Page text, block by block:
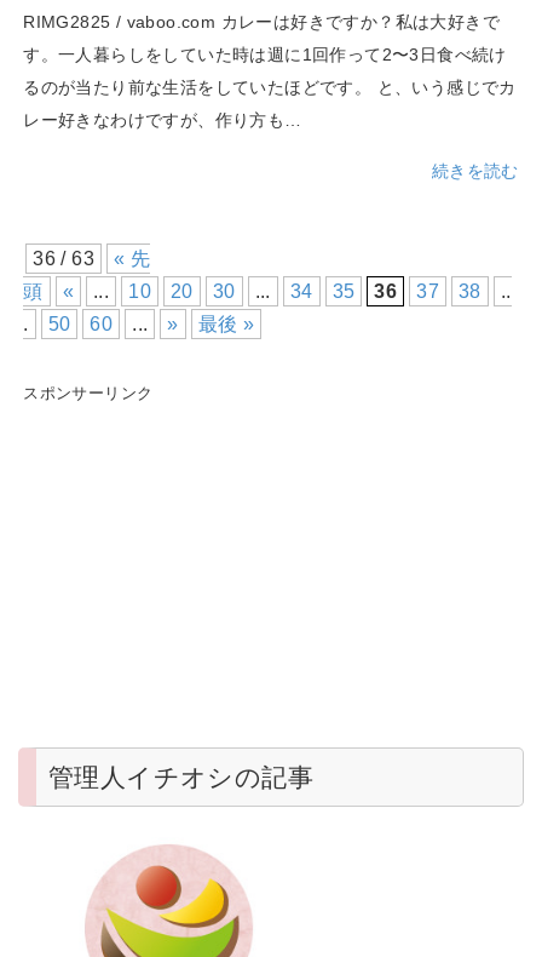
RIMG2825 / vaboo.com カレーは好きですか？私は大好きで
す。一人暮らしをしていた時は週に1回作って2〜3日食べ続け
るのが当たり前な生活をしていたほどです。 と、いう感じでカ
レー好きなわけですが、作り方も…
続きを読む
36 / 63
« 先
頭
« ... 10 20 30 ... 34 35 36 37 38
..
.
50 60 ... » 最後 »
スポンサーリンク
管理人イチオシの記事